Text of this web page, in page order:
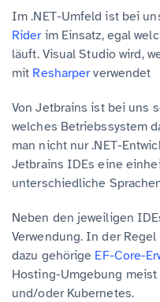
Im .NET-Umfeld ist bei
Riderim Einsatz, egal
läuft. Visual Studio wird,
mit Resharperverwendet
Von Jetbrains ist bei uns
welches Betriebssystem
man nicht nur .NET-
Jetbrains IDEs eine
unterschiedliche
Neben den jeweiligen
Verwendung. In der
dazu gehörige EF-Core-
Hosting-Umgebung
und/oder Kubernetes.